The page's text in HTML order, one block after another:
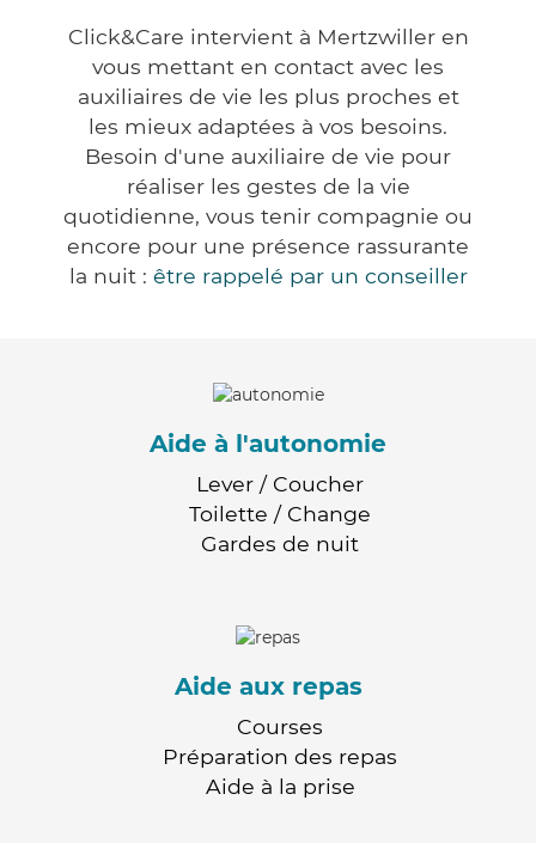
Click&Care intervient à Mertzwiller en
vous mettant en contact avec les
auxiliaires de vie les plus proches et
les mieux adaptées à vos besoins.
Besoin d'une auxiliaire de vie pour
réaliser les gestes de la vie
quotidienne, vous tenir compagnie ou
encore pour une présence rassurante
la nuit : être rappelé par un conseiller
Aide à l'autonomie
Lever / Coucher
Toilette / Change
Gardes de nuit
Aide aux repas
Courses
Préparation des repas
Aide à la prise